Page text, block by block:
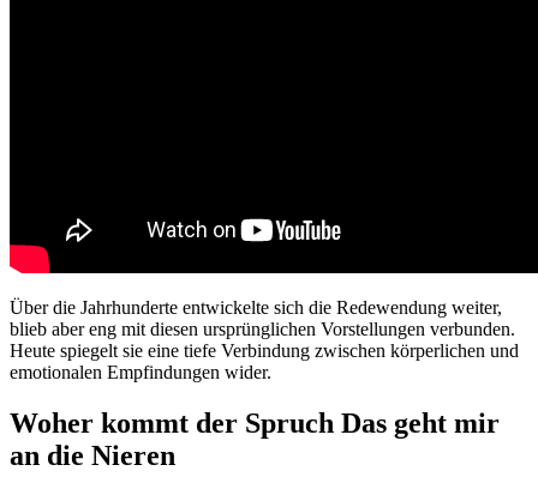
Über die Jahrhunderte entwickelte sich die Redewendung weiter,
blieb aber eng mit diesen ursprünglichen Vorstellungen verbunden.
Heute spiegelt sie eine tiefe Verbindung zwischen körperlichen und
emotionalen Empfindungen wider.
Woher kommt der Spruch Das geht mir
an die Nieren